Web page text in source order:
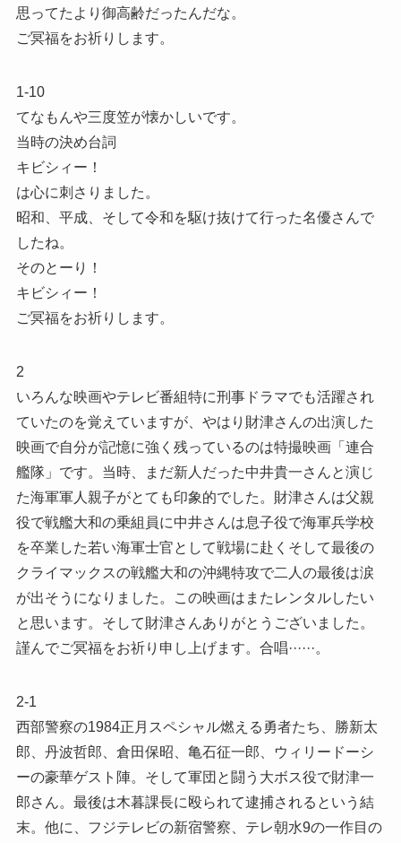
思ってたより御高齢だったんだな。
ご冥福をお祈りします。
1-10
てなもんや三度笠が懐かしいです。
当時の決め台詞
キビシィー！
は心に刺さりました。
昭和、平成、そして令和を駆け抜けて行った名優さんで
したね。
そのとーり！
キビシィー！
ご冥福をお祈りします。
2
いろんな映画やテレビ番組特に刑事ドラマでも活躍され
ていたのを覚えていますが、やはり財津さんの出演した
映画で自分が記憶に強く残っているのは特撮映画「連合
艦隊」です。当時、まだ新人だった中井貴一さんと演じ
た海軍軍人親子がとても印象的でした。財津さんは父親
役で戦艦大和の乗組員に中井さんは息子役で海軍兵学校
を卒業した若い海軍士官として戦場に赴くそして最後の
クライマックスの戦艦大和の沖縄特攻で二人の最後は涙
が出そうになりました。この映画はまたレンタルしたい
と思います。そして財津さんありがとうございました。
謹んでご冥福をお祈り申し上げます。合唱······。
2-1
西部警察の1984正月スペシャル燃える勇者たち、勝新太
郎、丹波哲郎、倉田保昭、亀石征一郎、ウィリードーシ
ーの豪華ゲスト陣。そして軍団と闘う大ボス役で財津一
郎さん。最後は木暮課長に殴られて逮捕されるという結
末。他に、フジテレビの新宿警察、テレ朝水9の一作目の